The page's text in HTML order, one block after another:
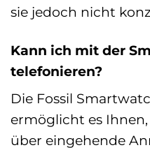
sie jedoch nicht
Kann ich mit der
telefonieren?
Die Fossil
ermöglicht es
über eingehende